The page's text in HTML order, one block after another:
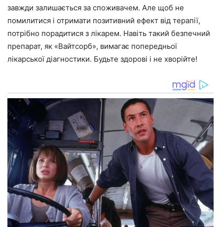
завжди залишається за споживачем. Але щоб не
помилитися і отримати позитивний ефект від терапії,
потрібно порадитися з лікарем. Навіть такий безпечний
препарат, як «Вайтсорб», вимагає попередньої
лікарської діагностики. Будьте здорові і не хворійте!